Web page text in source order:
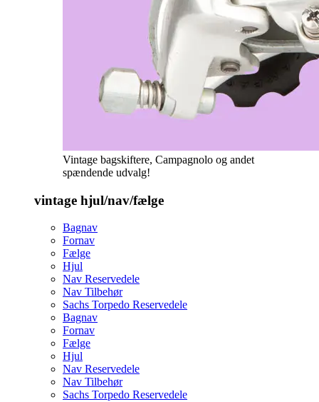
Vintage bagskiftere, Campagnolo og andet
spændende udvalg!
vintage hjul/nav/fælge
Bagnav
Fornav
Fælge
Hjul
Nav Reservedele
Nav Tilbehør
Sachs Torpedo Reservedele
Bagnav
Fornav
Fælge
Hjul
Nav Reservedele
Nav Tilbehør
Sachs Torpedo Reservedele